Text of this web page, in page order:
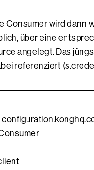
Consumer wird dann
über eine
angelegt. Das
referenziert